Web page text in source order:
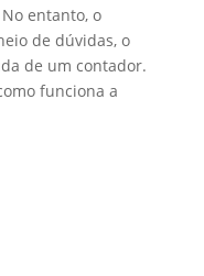
entanto, o
de dúvidas, o
de um contador.
funciona a